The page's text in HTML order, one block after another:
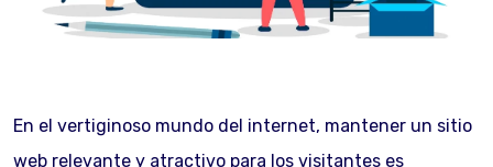
En el vertiginoso mundo del internet, mantener un sitio
web relevante y atractivo para los visitantes es